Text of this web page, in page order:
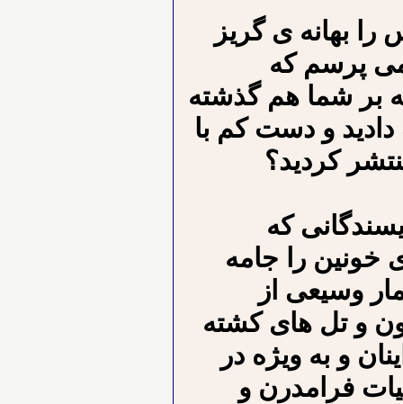
بهانه ی گریز
می پرسم که
بر شما هم گذشته
و دست کم با
کردید؟
که
خونین را جامه
وسیعی از
و تل های کشته
و به ویژه در
فرامدرن و